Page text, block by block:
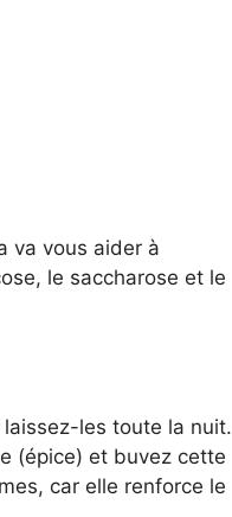
va vous aider à
le saccharose et le
les toute la nuit.
(épice) et buvez cette
car elle renforce le